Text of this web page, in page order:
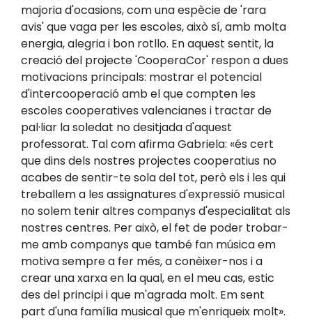
majoria d'ocasions, com una espècie de 'rara
avis' que vaga per les escoles, això sí, amb molta
energia, alegria i bon rotllo. En aquest sentit, la
creació del projecte 'CooperaCor' respon a dues
motivacions principals: mostrar el potencial
d'intercooperació amb el que compten les
escoles cooperatives valencianes i tractar de
pal·liar la soledat no desitjada d'aquest
professorat. Tal com afirma Gabriela: «és cert
que dins dels nostres projectes cooperatius no
acabes de sentir-te sola del tot, però els i les qui
treballem a les assignatures d'expressió musical
no solem tenir altres companys d'especialitat als
nostres centres. Per això, el fet de poder trobar-
me amb companys que també fan música em
motiva sempre a fer més, a conèixer-nos i a
crear una xarxa en la qual, en el meu cas, estic
des del principi i que m'agrada molt. Em sent
part d'una família musical que m'enriqueix molt».